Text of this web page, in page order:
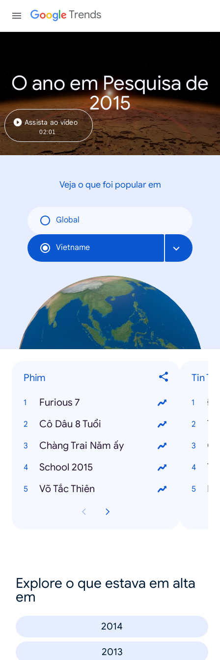
Trends
O ano em Pesquisa de
2015
Assista ao vídeo
02:01
Veja o que foi popular em
Global
Vietname
Phim
Furious 7
Cô Dâu 8 Tuổi
Chàng Trai Năm ấy
School 2015
Võ Tắc Thiên
Tin
Explore o que estava em alta
em
2014
2013